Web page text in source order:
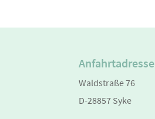
Anfahrtadresse
Waldstraße 76
D-28857 Syke